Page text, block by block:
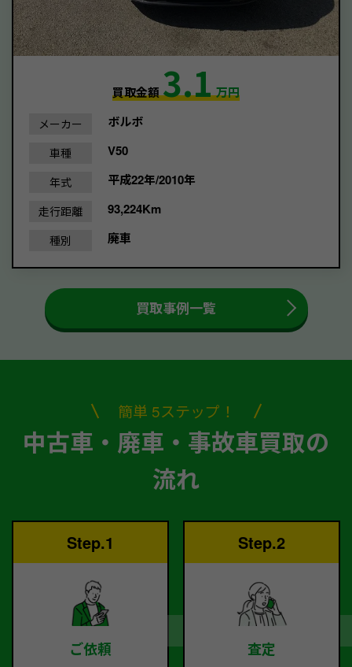
買取金額3.1万円
メーカー ボルボ
車種 V50
年式 平成22年/2010年
走行距離 93,224Km
種別 廃車
買取事例一覧
簡単 5ステップ！
中古車・廃車・事故車買取の
流れ
Step.1
ご依頼
Step.2
査定